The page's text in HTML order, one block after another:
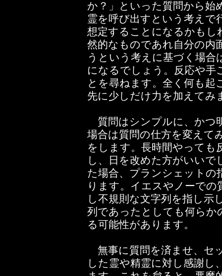
か？」といった質問から始
霊を呼び出すという考えで
想定することになるかもし
然的なものであれ自分の内
うという考えに基づく場
になるでしょう。反応や
とを尋ねます。全く何も起
先に少しだけ力を加えてみ
質問はシンプルに、かつ
場合は質問の仕方を変えて
をします。長時間やっても
し、日を改めた方がいい
た場合、プランシェットの
ります。イエスやノーで
し不規則な文字列を指し示
列であったとしても何ら
る可能性があります。
無事に質問を済ませ、セ
した霊や精霊に対し感謝し